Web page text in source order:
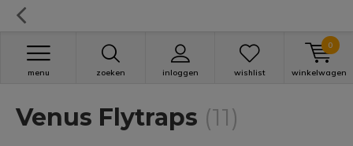
zoeken inloggen
menu wishlist winkelwagen
0
Venus Flytraps (11)